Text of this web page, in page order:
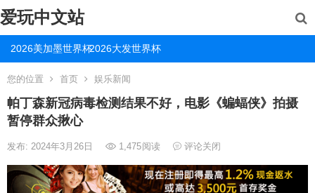
爱玩中文站
2026美加墨世界杯2026大发世界杯
您的位置 首页 娱乐新闻
帕丁森新冠病毒检测结果不好，电影《蝙蝠侠》拍摄
暂停群众揪心
发布: 2024年3月26日 1,475阅读 评论关闭